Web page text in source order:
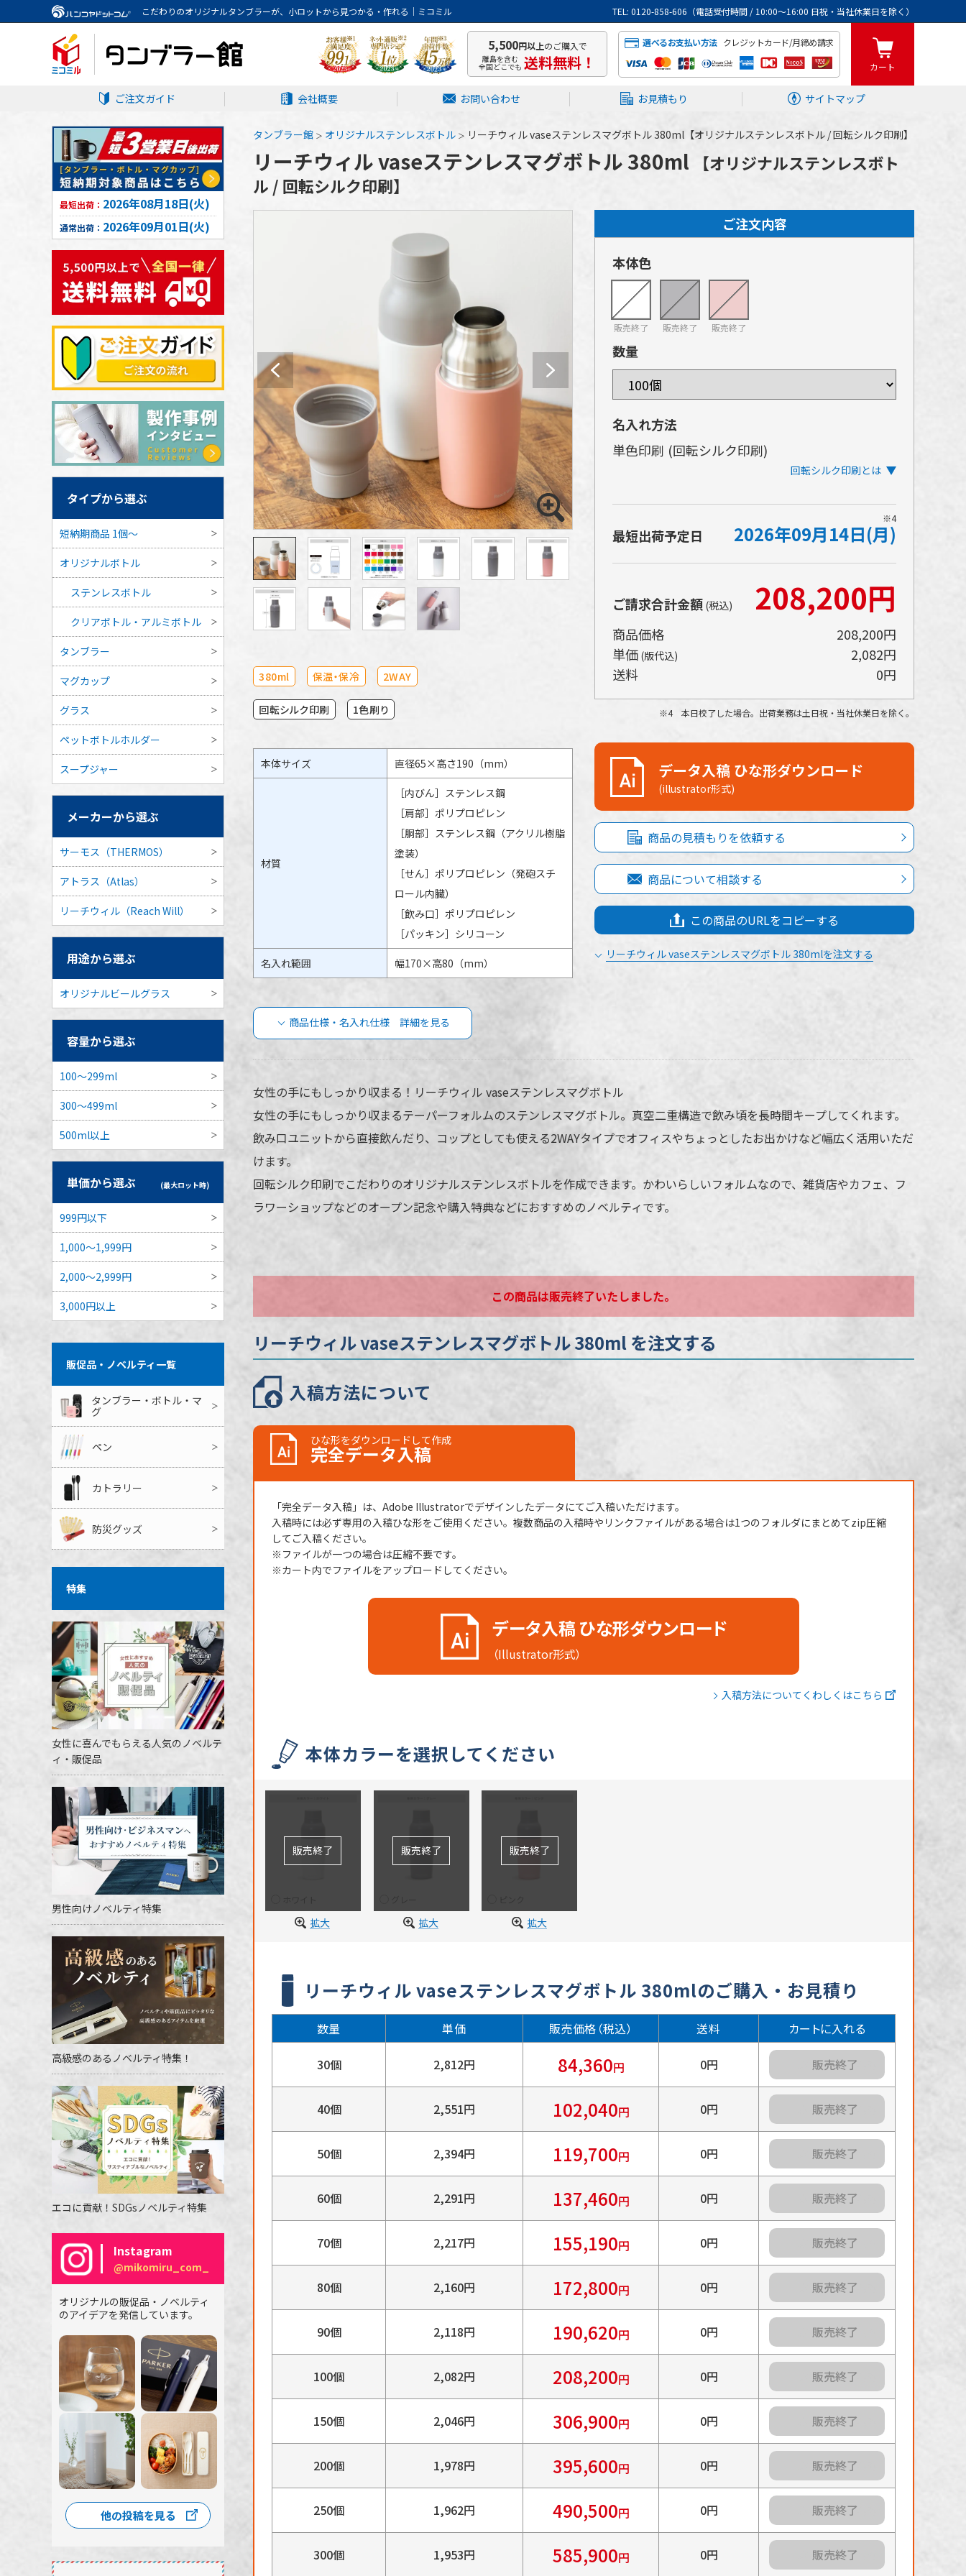
こだわりのオリジナルタンブラーが、小ロットから見つかる・作れる｜ミコミル TEL: 0120-858-606（電話受付時間 / 10:00～16:00 日祝・当社休業日を除く）
5,500円以上のご購入で
離島を含む
全国どこでも 送料無料！
選べるお支払い方法 クレジットカード/月締め請求
カート
ご注文ガイド 会社概要 お問い合わせ お見積もり サイトマップ
最短出荷： 2026年08月18日(火)
通常出荷： 2026年09月01日(火)
タイプから選ぶ
短納期商品 1個〜
オリジナルボトル
ステンレスボトル
クリアボトル・アルミボトル
タンブラー
マグカップ
グラス
ペットボトルホルダー
スープジャー
メーカーから選ぶ
サーモス（THERMOS）
アトラス（Atlas）
リーチウィル（Reach Will）
用途から選ぶ
オリジナルビールグラス
容量から選ぶ
100～299ml
300～499ml
500ml以上
単価から選ぶ (最大ロット時)
999円以下
1,000～1,999円
2,000～2,999円
3,000円以上
販促品・ノベルティ一覧
タンブラー・ボトル・マ
グ
ペン
カトラリー
防災グッズ
特集
女性に喜んでもらえる人気のノベルテ
ィ・販促品
男性向けノベルティ特集
高級感のあるノベルティ特集！
エコに貢献！SDGsノベルティ特集
Instagram
@mikomiru_com_
オリジナルの販促品・ノベルティ
のアイデアを発信しています。
他の投稿を見る
タンブラー館 オリジナルステンレスボトル リーチウィル vaseステンレスマグボトル 380ml【オリジナルステンレスボトル / 回転シルク印刷】
リーチウィル vaseステンレスマグボトル 380ml
【オリジナルステンレスボト
ル / 回転シルク印刷】
380ml 保温・保冷 2WAY
回転シルク印刷 1色刷り
本体サイズ 直径65×高さ190（mm）
材質
［内びん］ステンレス鋼
［肩部］ポリプロピレン
［胴部］ステンレス鋼（アクリル樹脂
塗装）
［せん］ポリプロピレン（発砲スチ
ロール内臓）
［飲み口］ポリプロピレン
［パッキン］シリコーン
名入れ範囲 幅170×高80（mm）
ご注文内容
本体色
販売終了 販売終了 販売終了
数量
名入れ方法
単色印刷 (回転シルク印刷)
回転シルク印刷とは
ク印刷です。ぐるりとほぼ一周する広範囲の印刷
アイテムの表面にインクを盛る印刷方法であるた
め、発色の美しさや、細かい文字や小さな柄の再
現性が高いところも特長です。
※4
最短出荷予定日 2026年09月14日(月)
ご請求合計金額 (税込) 208,200円
商品価格
208,200円
単価 (版代込)
2,082円
送料
0円
4 本日校了した場合。出荷業務は土日祝・当社休業日を除く。
データ入稿 ひな形ダウンロード
(illustrator形式)
商品の見積もりを依頼する
商品について相談する
この商品のURLをコピーする
リーチウィル vaseステンレスマグボトル 380mlを注文する
商品仕様・名入れ仕様 詳細を見る
リーチウィル vaseステンレスマグボトル
380mlの商品仕様
品番
RFC-38-WH
RFC-38-GR
容量 380ml
本体カラー 3色より選択
リーチウィル vaseステンレスマグボトル
380mlの名入れ仕様
名入れ方法 回転シルク印刷
名入れ箇所 側面（底から約10mmあける）
版代
女性の手にもしっかり収まる！リーチウィル vaseステンレスマグボトル
女性の手にもしっかり収まるテーパーフォルムのステンレスマグボトル。真空二重構造で飲み頃を長時間キープしてくれます。
飲み口ユニットから直接飲んだり、コップとしても使える2WAYタイプでオフィスやちょっとしたお出かけなど幅広く活用いただ
けます。
回転シルク印刷でこだわりのオリジナルステンレスボトルを作成できます。かわいらしいフォルムなので、雑貨店やカフェ、フ
ラワーショップなどのオープン記念や購入特典などにおすすめのノベルティです。
この商品は販売終了いたしました。
リーチウィル vaseステンレスマグボトル 380ml を注文する
入稿方法について
ひな形をダウンロードして作成
完全データ入稿
「完全データ入稿」は、Adobe Illustratorでデザインしたデータにてご入稿いただけます。
入稿時には必ず専用の入稿ひな形をご使用ください。複数商品の入稿時やリンクファイルがある場合は1つのフォルダにまとめてzip圧縮
してご入稿ください。
※ファイルが一つの場合は圧縮不要です。
※カート内でファイルをアップロードしてください。
データ入稿 ひな形ダウンロード
（Illustrator形式）
入稿方法についてくわしくはこちら
本体カラーを選択してください
拡大 拡大 拡大
リーチウィル vaseステンレスマグボトル 380mlのご購入・お見積り
数量 単価 販売価格（税込） 送料 カートに入れる
30個 2,812円 84,360円 0円 カートに入れる
40個 2,551円 102,040円 0円 カートに入れる
50個 2,394円 119,700円 0円 カートに入れる
60個 2,291円 137,460円 0円 カートに入れる
70個 2,217円 155,190円 0円 カートに入れる
80個 2,160円 172,800円 0円 カートに入れる
90個 2,118円 190,620円 0円 カートに入れる
100個 2,082円 208,200円 0円 カートに入れる
150個 2,046円 306,900円 0円 カートに入れる
200個 1,978円 395,600円 0円 カートに入れる
250個 1,962円 490,500円 0円 カートに入れる
300個 1,953円 585,900円 0円 カートに入れる